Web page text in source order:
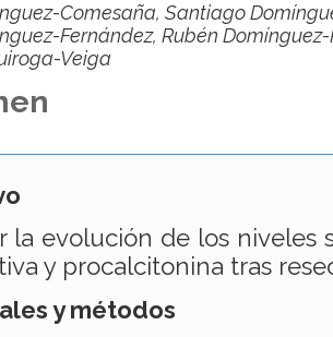
Comesaña, Santiago
Fernández, Rubén
Veiga
la evolución de los niveles
y procalcitonina tras
y métodos